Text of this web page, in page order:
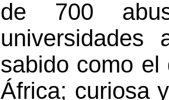
de 700
sabido como
África; curiosa